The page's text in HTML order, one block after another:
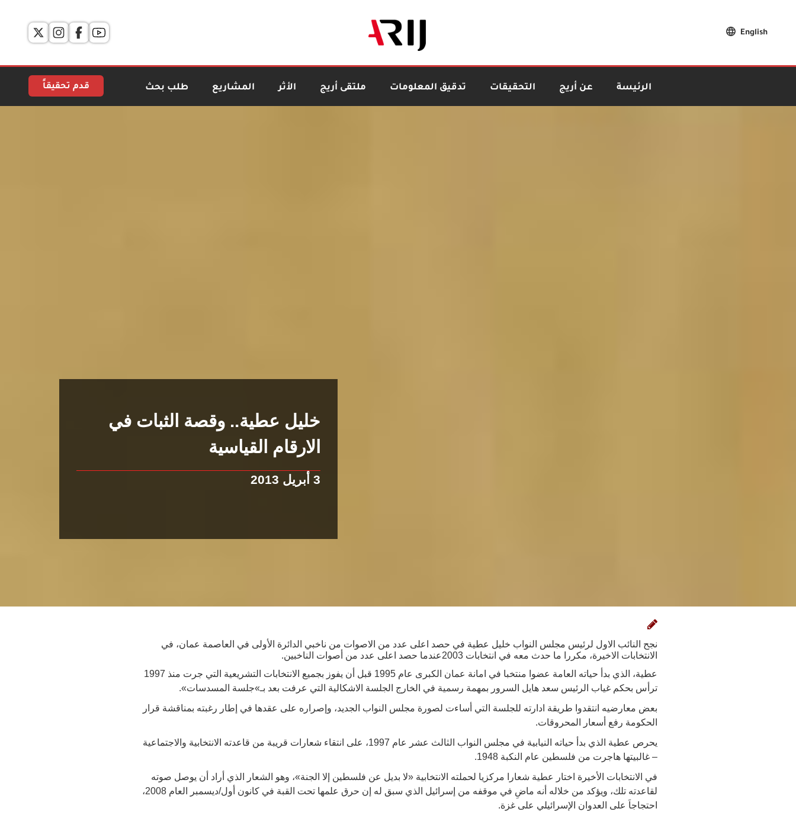
English
الرئيسة عن أريج التحقيقات تدقيق المعلومات ملتقى أريج الأثر المشاريع طلب بحث قدم تحقيقاً
خليل عطية.. وقصة الثبات في
الارقام القياسية
3 أبريل 2013
نجح النائب الاول لرئيس مجلس النواب خليل عطية في حصد اعلى عدد من الاصوات من ناخبي الدائرة الأولى في العاصمة عمان، في
الانتخابات الاخيرة، مكررا ما حدث معه في انتخابات 2003عندما حصد اعلى عدد من أصوات الناخبين.
عطية، الذي بدأ حياته العامة عضوا منتخبا في امانة عمان الكبرى عام 1995 قبل أن يفوز بجميع الانتخابات التشريعية التي جرت منذ 1997
ترأس بحكم غياب الرئيس سعد هايل السرور بمهمة رسمية في الخارج الجلسة الاشكالية التي عرفت بعد بـ»جلسة المسدسات».
بعض معارضيه انتقدوا طريقة ادارته للجلسة التي أساءت لصورة مجلس النواب الجديد، وإصراره على عقدها في إطار رغبته بمناقشة قرار
الحكومة رفع أسعار المحروقات.
يحرص عطية الذي بدأ حياته النيابية في مجلس النواب الثالث عشر عام 1997، على انتقاء شعارات قريبة من قاعدته الانتخابية والاجتماعية
– غالبيتها هاجرت من فلسطين عام النكبة 1948.
في الانتخابات الأخيرة اختار عطية شعارا مركزيا لحملته الانتخابية «لا بديل عن فلسطين إلا الجنة»، وهو الشعار الذي أراد أن يوصل صوته
لقاعدته تلك، ويؤكد من خلاله أنه ماضِ في موقفه من إسرائيل الذي سبق له إن حرق علمها تحت القبة في كانون أول/ديسمبر العام 2008،
احتجاجاَ على العدوان الإسرائيلي على غزة.